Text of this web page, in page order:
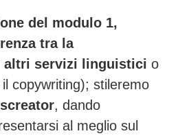
del modulo 1,
tra la
altri servizi linguistici o
copywriting); stileremo
, dando
al meglio sul